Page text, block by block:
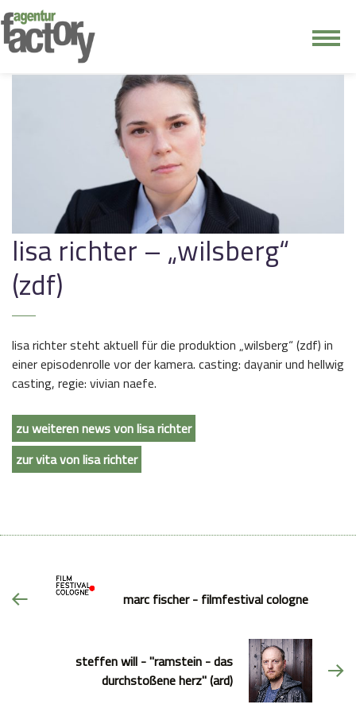
kontakt
lisa richter – „wilsberg“
(zdf)
lisa richter steht aktuell für die produktion „wilsberg“ (zdf) in
einer episodenrolle vor der kamera. casting: dayanir und hellwig
casting, regie: vivian naefe.
zu weiteren news von lisa richter
zur vita von lisa richter
marc fischer - filmfestival cologne
steffen will - "ramstein - das
durchstoßene herz" (ard)